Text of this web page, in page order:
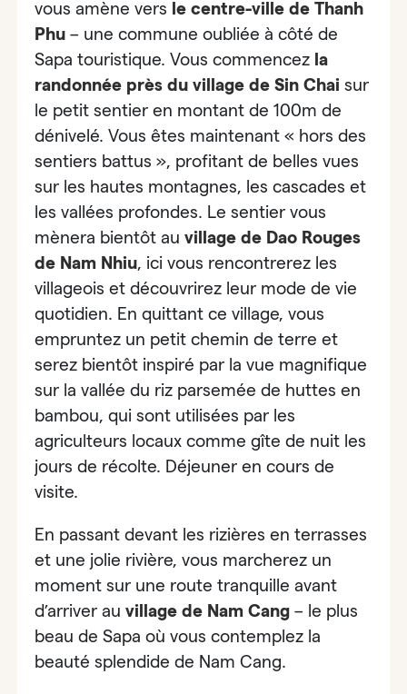
vous amène vers le centre-ville de Thanh
Phu – une commune oubliée à côté de
Sapa touristique. Vous commencez la
randonnée près du village de Sin Chai sur
le petit sentier en montant de 100m de
dénivelé. Vous êtes maintenant « hors des
sentiers battus », profitant de belles vues
sur les hautes montagnes, les cascades et
les vallées profondes. Le sentier vous
mènera bientôt auvillage de Dao Rouges
de Nam Nhiu, ici vous rencontrerez les
villageois et découvrirez leur mode de vie
quotidien. En quittant ce village,vous
empruntez un petit chemin de terre et
serez bientôt inspiré par la vue magnifique
sur la vallée du riz parsemée de huttes en
bambou, qui sont utilisées par les
agriculteurs locaux comme gîte de nuit les
jours de récolte. Déjeuner en cours de
visite.
En passant devant les rizières en terrasses
et une jolie rivière,vous marcherez un
moment sur une route tranquille avant
d’arriver auvillage de Nam Cang – le plus
beau de Sapa où vous contemplez la
beauté splendide de Nam Cang.